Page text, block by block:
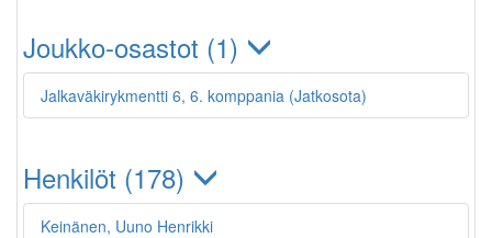
Joukko-osastot (1)
Jalkaväkirykmentti 6, 6. komppania (Jatkosota)
Henkilöt (178)
Keinänen, Uuno Henrikki